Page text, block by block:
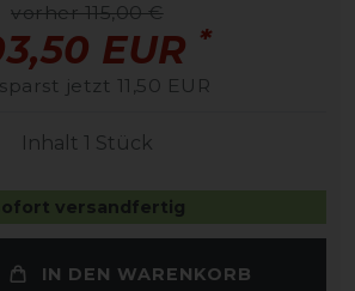
vorher 115,00 €
EUR *
jetzt 11,50 EUR
Inhalt 1 Stück
versandfertig
IN DEN WARENKORB